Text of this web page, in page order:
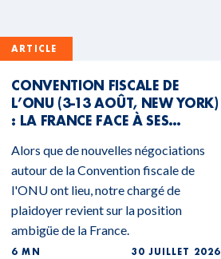
ARTICLE
CONVENTION FISCALE DE
L’ONU (3-13 AOÛT, NEW YORK)
: LA FRANCE FACE À SES
BUDGÉTAIRES
Alors que de nouvelles négociations
autour de la Convention fiscale de
l'ONU ont lieu, notre chargé de
plaidoyer revient sur la position
ambigüe de la France.
6 MN 30 JUILLET 2026